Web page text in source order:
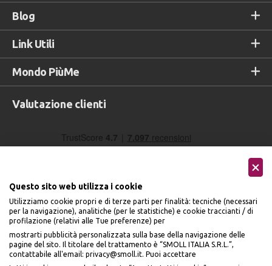
Blog
Link Utili
Mondo PiùMe
Valutazione clienti
Seguici sui social
Questo sito web utilizza i cookie
Utilizziamo cookie propri e di terze parti per finalità: tecniche (necessari
per la navigazione), analitiche (per le statistiche) e cookie traccianti / di
profilazione (relativi alle Tue preferenze) per
mostrarti pubblicità personalizzata sulla base della navigazione delle
pagine del sito. Il titolare del trattamento è “SMOLL ITALIA S.R.L.”,
contattabile all'email: privacy@smoll.it. Puoi accettare